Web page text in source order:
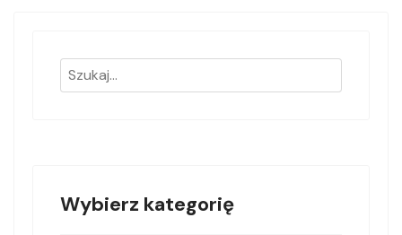
Wybierz kategorię